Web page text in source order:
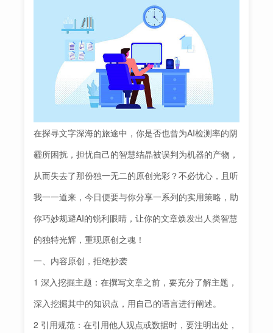
在探寻文字深海的旅途中，你是否也曾为AI检测率的阴
霾所困扰，担忧自己的智慧结晶被误判为机器的产物，
从而失去了那份独一无二的原创光彩？不必忧心，且听
我一一道来，今日便要与你分享一系列的实用策略，助
你巧妙规避AI的锐利眼睛，让你的文章焕发出人类智慧
的独特光辉，重现原创之魂！
一、内容原创，拒绝抄袭
1 深入挖掘主题：在撰写文章之前，要充分了解主题，
深入挖掘其中的知识点，用自己的语言进行阐述。
2 引用规范：在引用他人观点或数据时，要注明出处，